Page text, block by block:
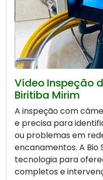
Vídeo Inspeção
Biritiba Mirim
A inspeção com
e precisa para
ou problemas em
encanamentos. A Bio
tecnologia para
completos e